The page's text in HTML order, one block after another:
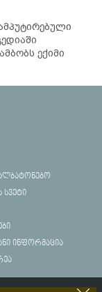
ექიმი
ინფორმაცია